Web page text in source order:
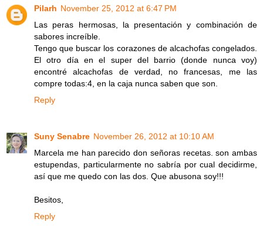
Pilarh November 25, 2012 at 6:47 PM
Las peras hermosas, la presentación y combinación de
sabores increíble.
Tengo que buscar los corazones de alcachofas congelados.
El otro día en el super del barrio (donde nunca voy)
encontré alcachofas de verdad, no francesas, me las
compre todas:4, en la caja nunca saben que son.
Reply
Suny Senabre November 26, 2012 at 10:10 AM
Marcela me han parecido don señoras recetas. son ambas
estupendas, particularmente no sabría por cual decidirme,
así que me quedo con las dos. Que abusona soy!!!
Besitos,
Reply